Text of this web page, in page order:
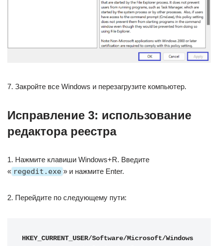
7. Закройте все Windows и перезагрузите компьютер.
Исправление 3: использование
редактора реестра
1. Нажмите клавиши Windows+R. Введите
« regedit.exe » и нажмите Enter.
2. Перейдите по следующему пути:
HKEY_CURRENT_USER/Software/Microsoft/Windows